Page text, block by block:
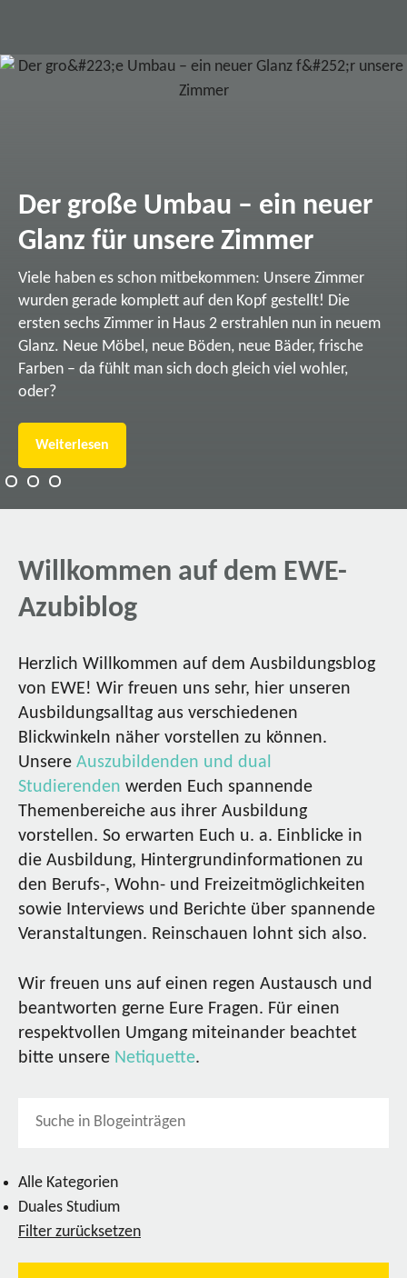
Der große Umbau – ein neuer
Glanz für unsere Zimmer
Viele haben es schon mitbekommen: Unsere Zimmer
wurden gerade komplett auf den Kopf gestellt! Die
ersten sechs Zimmer in Haus 2 erstrahlen nun in neuem
Glanz. Neue Möbel, neue Böden, neue Bäder, frische
Farben – da fühlt man sich doch gleich viel wohler,
oder?
Weiterlesen
Willkommen auf dem EWE-
Azubiblog
Herzlich Willkommen auf dem Ausbildungsblog
von EWE! Wir freuen uns sehr, hier unseren
Ausbildungsalltag aus verschiedenen
Blickwinkeln näher vorstellen zu können.
Unsere Auszubildenden und dual
Studierenden werden Euch spannende
Themenbereiche aus ihrer Ausbildung
vorstellen. So erwarten Euch u. a. Einblicke in
die Ausbildung, Hintergrundinformationen zu
den Berufs-, Wohn- und Freizeitmöglichkeiten
sowie Interviews und Berichte über spannende
Veranstaltungen. Reinschauen lohnt sich also.
Wir freuen uns auf einen regen Austausch und
beantworten gerne Eure Fragen. Für einen
respektvollen Umgang miteinander beachtet
bitte unsere Netiquette.
Alle Kategorien
Duales Studium
Filter zurücksetzen